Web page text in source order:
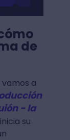
de
a
- la
su